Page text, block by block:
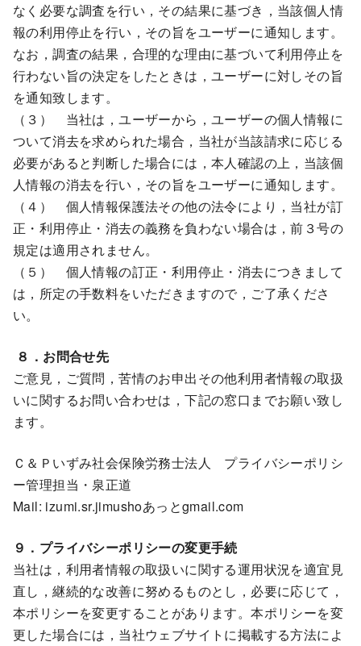
なく必要な調査を行い，その結果に基づき，当該個人情
報の利用停止を行い，その旨をユーザーに通知します。
なお，調査の結果，合理的な理由に基づいて利用停止を
行わない旨の決定をしたときは，ユーザーに対しその旨
を通知致します。
（３） 当社は，ユーザーから，ユーザーの個人情報に
ついて消去を求められた場合，当社が当該請求に応じる
必要があると判断した場合には，本人確認の上，当該個
人情報の消去を行い，その旨をユーザーに通知します。
（４） 個人情報保護法その他の法令により，当社が訂
正・利用停止・消去の義務を負わない場合は，前３号の
規定は適用されません。
（５） 個人情報の訂正・利用停止・消去につきまして
は，所定の手数料をいただきますので，ご了承くださ
い。
８．お問合せ先
ご意見，ご質問，苦情のお申出その他利用者情報の取扱
いに関するお問い合わせは，下記の窓口までお願い致し
ます。
Ｃ＆Ｐいずみ社会保険労務士法人 プライバシーポリシ
ー管理担当・泉正道
Mail: izumi.sr.jimushoあっとgmail.com
９．プライバシーポリシーの変更手続
当社は，利用者情報の取扱いに関する運用状況を適宜見
直し，継続的な改善に努めるものとし，必要に応じて，
本ポリシーを変更することがあります。本ポリシーを変
更した場合には，当社ウェブサイトに掲載する方法によ